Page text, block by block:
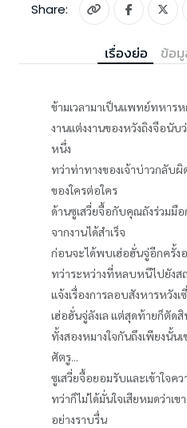
Share:
เรื่องย่อ ข้อ
ข้ามเวลามาเป็นแพทย์ทหารห
งานแต่งงานของหวังถิงจือนับ
หนึ่ง
ทว่าท่าทางของเจ้าบ่าวกลับ
ของใครต่อใคร
ด้านซูเสวี่ยจื้อกับคุณถังร่วมมื
จากงานได้สำเร็จ
ก่อนจะได้พบเฮ่อฮั่นจู่อีกครั้ง
ทว่าระหว่างที่หลบหนีไปยังส
แจ้งเรื่องการลอบสังหารหวังเ
เฮ่อฮั่นจู่ลังเล แต่สุดท้ายก็ตัด
ทั้งสองหมางใจกันถึงเพียงนั้น
ศัตรู...
ซูเสวี่ยจื้อยอมรับและเข้าใจค
ทว่าก็ไม่ได้มั่นใจเสียหมดว่าเข
อย่างราบรื่น